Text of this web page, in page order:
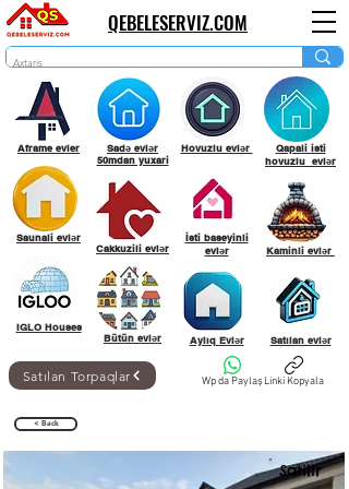
QEBELESERVIZ.COM
Aframe evler
Saunali evlər
IGLO Houses
Sadə evlər
50mdan yuxari
Cakkuzili evlər
Bütün evlər
Hovuzlu evlər
İsti baseyinli
evlər
Aylıq Evlər
Qapali isti
hovuzlu evlər
Kaminli evlər
Satılan evlər
Wp da PaylaşLinki Kopyala
Satılan Torpaqlar
< Back
Satilir